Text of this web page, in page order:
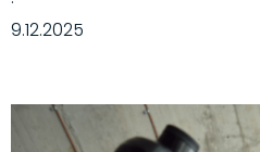
9.12.2025